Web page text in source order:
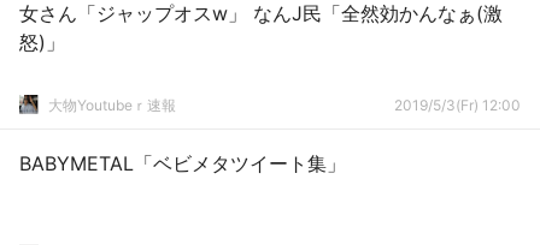
女さん「ジャップオスw」 なんJ民「全然効かんなぁ(激
怒)」
大物Youtubeｒ速報 2019/5/3(Fr) 12:00
BABYMETAL「ベビメタツイート集」